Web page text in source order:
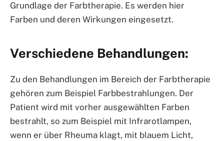
Grundlage der Farbtherapie. Es werden hier
Farben und deren Wirkungen eingesetzt.
Verschiedene Behandlungen:
Zu den Behandlungen im Bereich der Farbtherapie
gehören zum Beispiel Farbbestrahlungen. Der
Patient wird mit vorher ausgewählten Farben
bestrahlt, so zum Beispiel mit Infrarotlampen,
wenn er über Rheuma klagt, mit blauem Licht,